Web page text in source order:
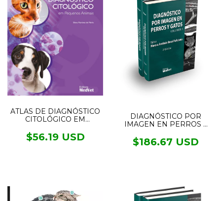
ATLAS DE DIAGNÓSTICO
CITOLÓGICO EM
$56.19 USD
DIAGNÓSTICO POR
IMAGEN EN PERROS Y
$186.67 USD